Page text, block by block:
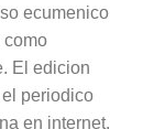
ecumenico
como
El edicion
periodico
en internet.